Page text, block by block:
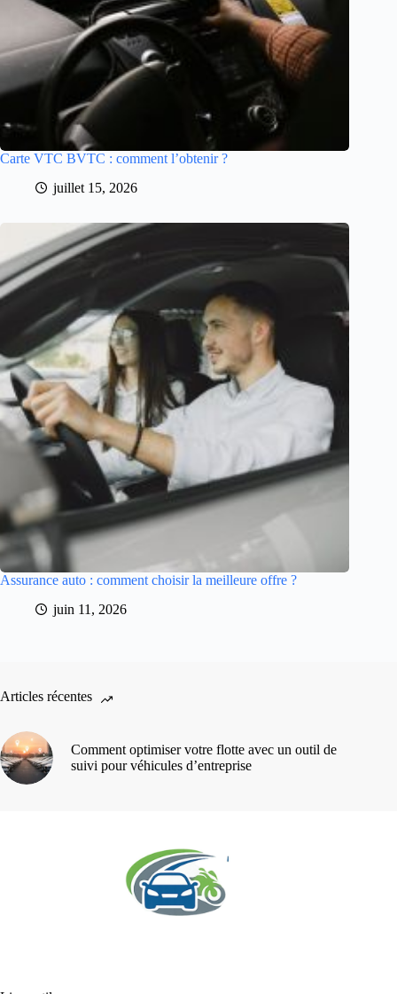
Carte VTC BVTC : comment l’obtenir ?
juillet 15, 2026
Assurance auto : comment choisir la meilleure offre ?
juin 11, 2026
Articles récentes
Comment optimiser votre flotte avec un outil de
suivi pour véhicules d’entreprise